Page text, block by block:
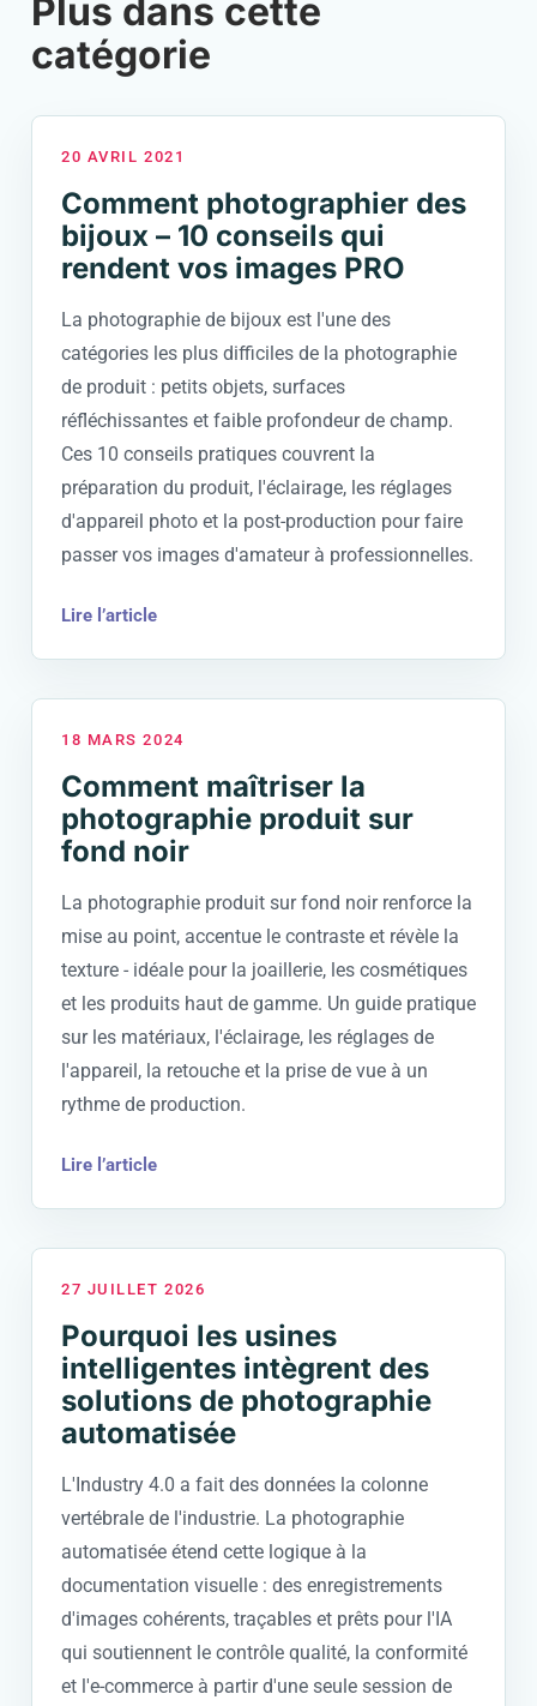
Plus dans cette
catégorie
20 AVRIL 2021
Comment photographier des
bijoux – 10 conseils qui
rendent vos images PRO
La photographie de bijoux est l'une des
catégories les plus difficiles de la photographie
de produit : petits objets, surfaces
réfléchissantes et faible profondeur de champ.
Ces 10 conseils pratiques couvrent la
préparation du produit, l'éclairage, les réglages
d'appareil photo et la post-production pour faire
passer vos images d'amateur à professionnelles.
Lire l’article
18 MARS 2024
Comment maîtriser la
photographie produit sur
fond noir
La photographie produit sur fond noir renforce la
mise au point, accentue le contraste et révèle la
texture - idéale pour la joaillerie, les cosmétiques
et les produits haut de gamme. Un guide pratique
sur les matériaux, l'éclairage, les réglages de
l'appareil, la retouche et la prise de vue à un
rythme de production.
Lire l’article
27 JUILLET 2026
Pourquoi les usines
intelligentes intègrent des
solutions de photographie
automatisée
L'Industry 4.0 a fait des données la colonne
vertébrale de l'industrie. La photographie
automatisée étend cette logique à la
documentation visuelle : des enregistrements
d'images cohérents, traçables et prêts pour l'IA
qui soutiennent le contrôle qualité, la conformité
et l'e-commerce à partir d'une seule session de